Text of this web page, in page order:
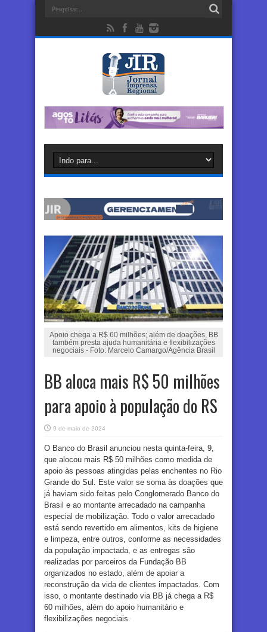
Apoio chega a R$ 60 milhões; além de doações, BB
também presta ajuda humanitária e flexibilizações
negociais - Foto: Marcelo Camargo/Agência Brasil
BB aloca mais R$ 50 milhões
para apoio à população do RS
9 de maio de 2024
O Banco do Brasil anunciou nesta quinta-feira, 9,
que alocou mais R$ 50 milhões como medida de
apoio às pessoas atingidas pelas enchentes no Rio
Grande do Sul. Este valor se soma às doações que
já haviam sido feitas pelo Conglomerado Banco do
Brasil e ao montante arrecadado na campanha
especial de mobilização. Todo o valor arrecadado
está sendo revertido em alimentos, kits de higiene
e limpeza, entre outros, conforme as necessidades
da população impactada, e as entregas são
realizadas por parceiros da Fundação BB
organizados no estado, além de apoiar a
reconstrução da vida de clientes impactados. Com
isso, o montante destinado via BB já chega a R$
60 milhões, além do apoio humanitário e
flexibilizações negociais.